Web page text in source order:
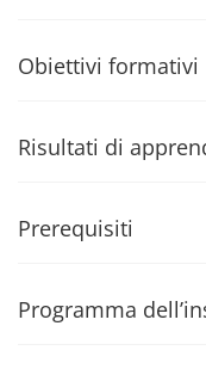
Obiettivi formativi
Risultati di
Prerequisiti
Programma